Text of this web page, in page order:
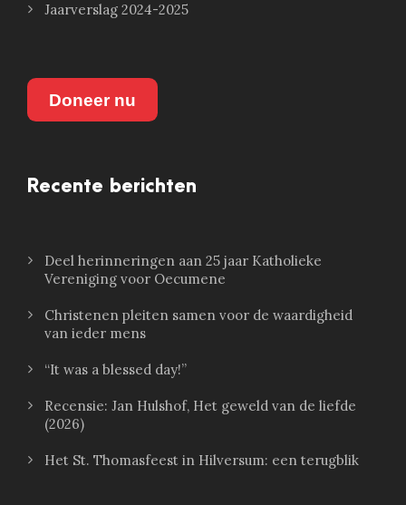
Jaarverslag 2024-2025
Doneer nu
Recente berichten
Deel herinneringen aan 25 jaar Katholieke
Vereniging voor Oecumene
Christenen pleiten samen voor de waardigheid
van ieder mens
“It was a blessed day!”
Recensie: Jan Hulshof, Het geweld van de liefde
(2026)
Het St. Thomasfeest in Hilversum: een terugblik